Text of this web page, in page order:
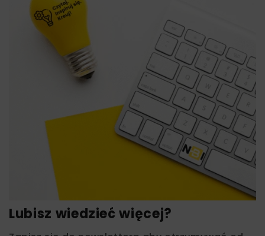
Lubisz wiedzieć więcej?